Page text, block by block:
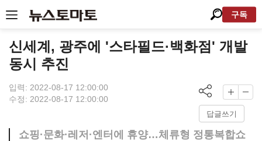
구독
신세계, 광주에 '스타필드·백화점' 개발
동시 추진
입력: 2022-08-17 12:00:00
수정: 2022-08-17 12:00:00
답글쓰기
쇼핑·문화·레저·엔터에 휴양…체류형 정통복합쇼